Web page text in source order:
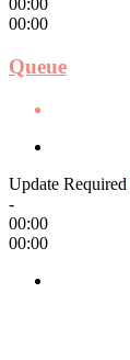
00:00
00:00
Queue
Update Required
-
00:00
00:00